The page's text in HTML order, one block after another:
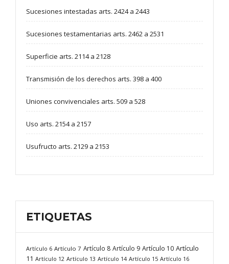
Sucesiones intestadas arts. 2424 a 2443
Sucesiones testamentarias arts. 2462 a 2531
Superficie arts. 2114 a 2128
Transmisión de los derechos arts. 398 a 400
Uniones convivenciales arts. 509 a 528
Uso arts. 2154 a 2157
Usufructo arts. 2129 a 2153
ETIQUETAS
Artículo 6 Artículo 7 Artículo 8 Artículo 9 Artículo 10 Artículo
11 Artículo 12 Artículo 13 Artículo 14 Artículo 15 Artículo 16